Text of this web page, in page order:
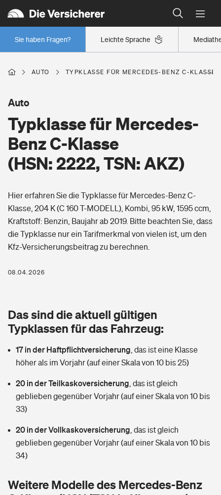
Leichte Sprache
Sie haben Fragen?
Wer versichert was: Jetzt Versicherer finden
Regionalklassen: So ist Ihre Region eingestuft
Wer versichert was: Jetzt Versicherer finden
Berufsunfähigkeitsversicherung
Arbeitsrechtsschutz
Berufshaftpflichtversicherung
Rentenrechner: Wie viel Geld bekomme ich im Alter?
Wer versichert was: Jetzt Versicherer finden
Wohnen
Wohngebäudeversicherung
Hausratversicherung
Elementarversicherung
Photovoltaik
Wärmepumpen versichern
Vermieterrrechtsschutz
Mietkautionsversicherung
Zur Übersicht
Tools
Pri­vate Haft­pflicht­
Rechts­schutz­ver­si­che­rung
Kinderunfall­ver­si­che­rung
Reiseversicherung
Handyversicherung
Gesundheit
Private Krankenversicherung
Tierkrankenversicherung
Zur Übersicht
Tools
Sie haben Fragen?
AUTO TYPKLASSE FÜR MERCEDES-BENZ C-
Typklasse für Mercedes-
Benz C-Klasse
(HSN: 2222, TSN: AKZ)
Auto
Hier erfahren Sie die Typklasse für Mercedes-Benz C-
Klasse, 204 K (C 160 T-MODELL), Kombi, 95 kW, 1595 ccm,
Kraftstoff: Benzin, Baujahr ab 2019. Bitte beachten Sie, dass
die Typklasse nur ein Tarifmerkmal von vielen ist, um den
Kfz-Versicherungsbeitrag zu berechnen.
08.04.2026
Das sind die aktuell gültigen
Typklassen für das Fahrzeug:
17 in der Haftpflichtversicherung das ist eine Klasse
höher als im Vorjahr (auf einer Skala von 10 bis 25)
20 in der Teilkaskoversicherung das ist gleich
geblieben gegenüber Vorjahr (auf einer Skala von 10 bis
33)
20 in der Vollkaskoversicherung das ist gleich
geblieben gegenüber Vorjahr (auf einer Skala von 10 bis
34)
Weitere Modelle des Mercedes-Benz